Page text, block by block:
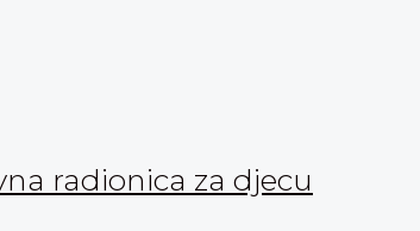
radionica za djecu